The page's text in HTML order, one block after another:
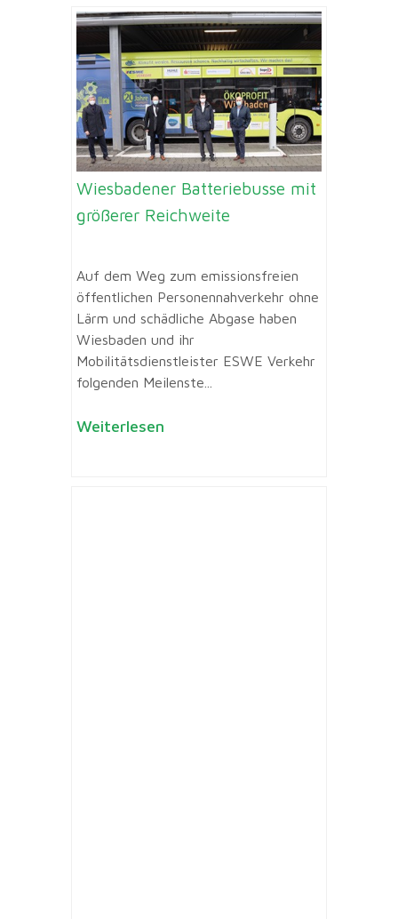
Wiesbadener Batteriebusse mit
größerer Reichweite
Auf dem Weg zum emissionsfreien
öffentlichen Personennahverkehr ohne
Lärm und schädliche Abgase haben
Wiesbaden und ihr
Mobilitätsdienstleister ESWE Verkehr
folgenden Meilenste...
Weiterlesen